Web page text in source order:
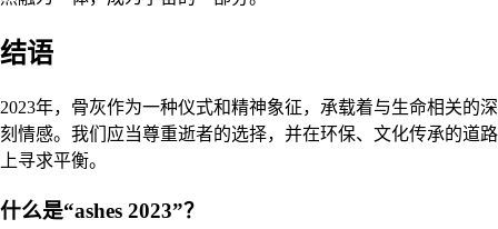
结语
2023年，骨灰作为一种仪式和精神象征，承载着与生命相关的深
刻情感。我们应当尊重逝者的选择，并在环保、文化传承的道路
上寻求平衡。
什么是“ashes 2023”？